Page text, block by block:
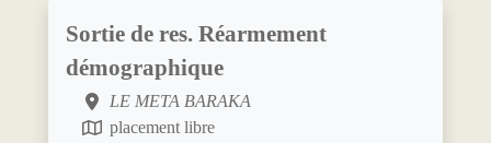
Sortie de res. Réarmement
démographique
LE META BARAKA
placement libre